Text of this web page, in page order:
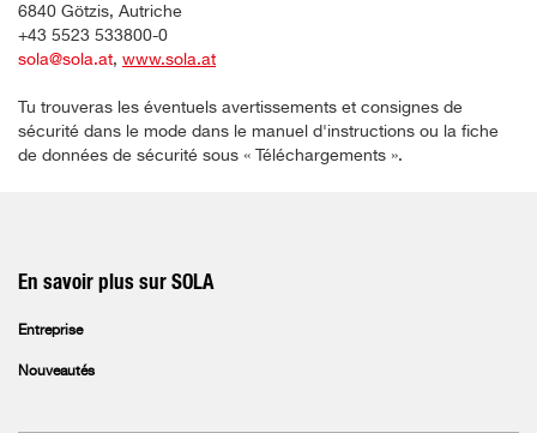
6840 Götzis, Autriche
+43 5523 533800-0
sola@sola.at, www.sola.at
Tu trouveras les éventuels avertissements et consignes de
sécurité dans le mode dans le manuel d'instructions ou la fiche
de données de sécurité sous « Téléchargements ».
En savoir plus sur SOLA
Entreprise
Nouveautés